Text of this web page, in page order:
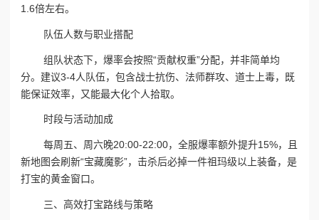
1.6倍左右。
队伍人数与职业搭配
组队状态下，爆率会按照“贡献权重”分配，并非简单均
分。建议3-4人队伍，包含战士抗伤、法师群攻、道士上毒，既
能保证效率，又能最大化个人拾取。
时段与活动加成
每周五、周六晚20:00-22:00，全服爆率额外提升15%，且
新地图会刷新“宝藏魔影”，击杀后必掉一件祖玛级以上装备，是
打宝的黄金窗口。
三、高效打宝路线与策略